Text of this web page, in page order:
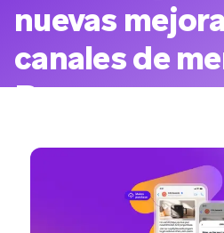
nuevas
canales de
Braze.